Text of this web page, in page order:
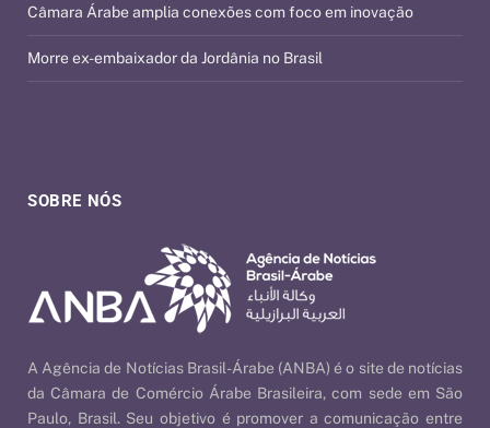
SOBRE NÓS
A Agência de Notícias Brasil-Árabe (ANBA) é o site de notícias
da Câmara de Comércio Árabe Brasileira, com sede em São
Paulo, Brasil. Seu objetivo é promover a comunicação entre
Câmara Árabe amplia conexões com foco em inovação
Morre ex-embaixador da Jordânia no Brasil